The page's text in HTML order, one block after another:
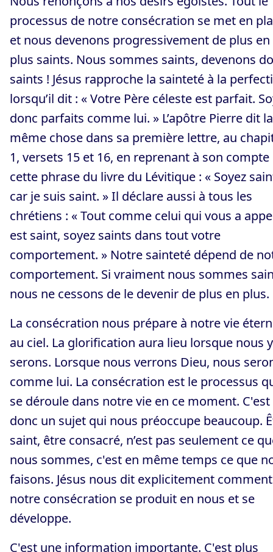
processus de notre consécration se met en
et nous devenons progressivement de plus en
plus saints. Nous sommes saints, devenons
saints ! Jésus rapproche la sainteté à la
lorsqu’il dit : « Votre Père céleste est parfait.
donc parfaits comme lui. » L’apôtre Pierre dit la
même chose dans sa première lettre, au
1, versets 15 et 16, en reprenant à son compte
cette phrase du livre du Lévitique : « Soyez
car je suis saint. » Il déclare aussi à tous les
chrétiens : « Tout comme celui qui vous a
est saint, soyez saints dans tout votre
comportement. » Notre sainteté dépend de
comportement. Si vraiment nous sommes
nous ne cessons de le devenir de plus en plus.
La consécration nous prépare à notre vie
au ciel. La glorification aura lieu lorsque nous y
serons. Lorsque nous verrons Dieu, nous
comme lui. La consécration est le processus
se déroule dans notre vie en ce moment. C'est
donc un sujet qui nous préoccupe beaucoup.
saint, être consacré, n’est pas seulement ce
nous sommes, c'est en même temps ce que
faisons. Jésus nous dit explicitement comment
notre consécration se produit en nous et se
développe.
C'est une information importante. C'est plus